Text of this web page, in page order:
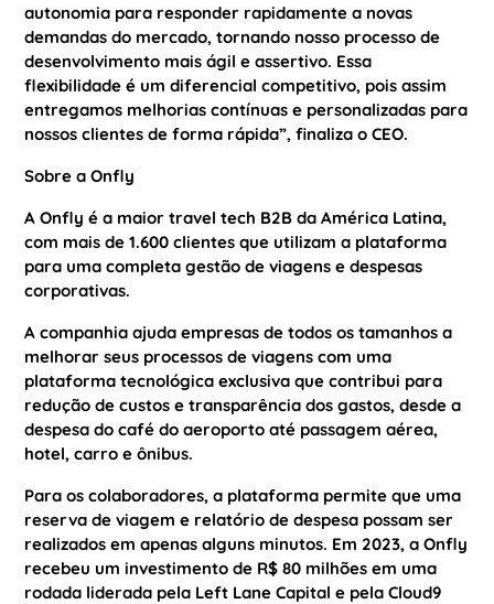
autonomia para responder rapidamente a novas
demandas do mercado, tornando nosso processo de
desenvolvimento mais ágil e assertivo. Essa
flexibilidade é um diferencial competitivo, pois assim
entregamos melhorias contínuas e personalizadas para
nossos clientes de forma rápida”, finaliza o CEO.
Sobre a Onfly
A Onfly é a maior travel tech B2B da América Latina,
com mais de 1.600 clientes que utilizam a plataforma
para uma completa gestão de viagens e despesas
corporativas.
A companhia ajuda empresas de todos os tamanhos a
melhorar seus processos de viagens com uma
plataforma tecnológica exclusiva que contribui para
redução de custos e transparência dos gastos, desde a
despesa do café do aeroporto até passagem aérea,
hotel, carro e ônibus.
Para os colaboradores, a plataforma permite que uma
reserva de viagem e relatório de despesa possam ser
realizados em apenas alguns minutos. Em 2023, a Onfly
recebeu um investimento de R$ 80 milhões em uma
rodada liderada pela Left Lane Capital e pela Cloud9